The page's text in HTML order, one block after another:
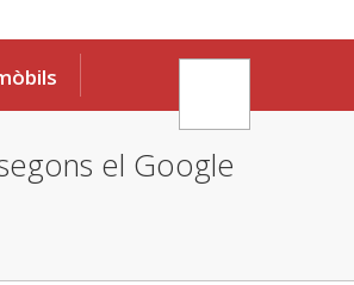
el Google